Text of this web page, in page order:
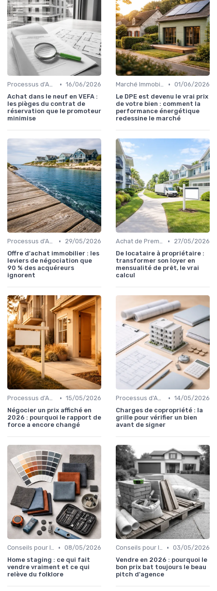
Processus d'Achat Immobilier • 16/06/2026
Achat dans le neuf en VEFA :
les pièges du contrat de
réservation que le promoteur
minimise
Marché Immobilier et Prix • 01/06/2026
Le DPE est devenu le vrai prix
de votre bien : comment la
performance énergétique
redessine le marché
Processus d'Achat Immobilier •
29/05/2026
Offre d'achat immobilier : les
leviers de négociation que
90 % des acquéreurs
ignorent
Achat de Première Maison •
27/05/2026
De locataire à propriétaire :
transformer son loyer en
mensualité de prêt, le vrai
calcul
Processus d'Achat Immobilier • 15/05/2026
Négocier un prix affiché en
2026 : pourquoi le rapport de
force a encore changé
Processus d'Achat Immobilier • 14/05/2026
Charges de copropriété : la
grille pour vérifier un bien
avant de signer
Conseils pour la Vente de Biens • 08/05/2026
Home staging : ce qui fait
vendre vraiment et ce qui
relève du folklore
Conseils pour la Vente de Biens • 03/05/2026
Vendre en 2026 : pourquoi le
bon prix bat toujours le beau
pitch d'agence